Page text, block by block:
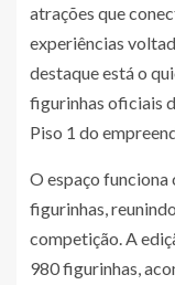
atrações que
experiências
destaque está o
figurinhas oficiais
Piso 1 do
O espaço funciona
figurinhas,
competição. A
980 figurinhas,